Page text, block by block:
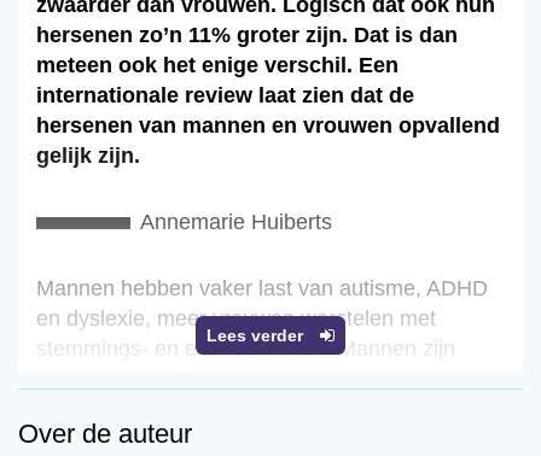
Lees verder
zwaarder dan vrouwen. Logisch dat ook hun
hersenen zo’n 11% groter zijn. Dat is dan
meteen ook het enige verschil. Een
internationale review laat zien dat de
hersenen van mannen en vrouwen opvallend
gelijk zijn.
Annemarie Huiberts
Mannen hebben vaker last van autisme, ADHD
en dyslexie, meer vrouwen worstelen met
stemmings- en eetstoornissen. Mannen zijn
Gedragsverschillen tussen de seksen zijn zo
Over de auteur